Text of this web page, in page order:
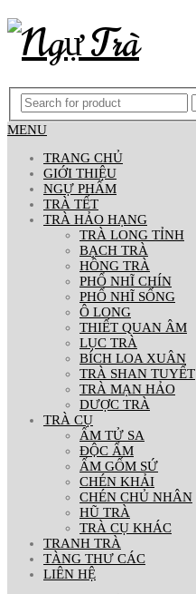
MENU
TRANG CHỦ
GIỚI THIỆU
NGỰ PHẨM
TRÀ TẾT
TRÀ HẢO HẠNG
TRÀ LONG TỈNH
BẠCH TRÀ
HỒNG TRÀ
PHỔ NHĨ CHÍN
PHỔ NHĨ SỐNG
Ô LONG
THIẾT QUAN ÂM
LỤC TRÀ
BÍCH LOA XUÂN
TRÀ SHAN TUYẾT
TRÀ MẠN HẢO
DƯỢC TRÀ
TRÀ CỤ
ẤM TỬ SA
ĐỘC ẨM
ẤM GỐM SỨ
CHÉN KHẢI
CHÉN CHỦ NHÂN
HŨ TRÀ
TRÀ CỤ KHÁC
TRANH TRÀ
TÀNG THƯ CÁC
LIÊN HỆ